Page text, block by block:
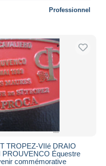
Professionnel
TROPEZ-VIIé DRAIO
PROUVENCO Équestre
commémorative